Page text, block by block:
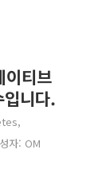
이티브
니다.
,
자: OM